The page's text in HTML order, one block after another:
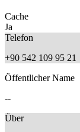
Cache
Ja
Telefon
+90 542 109 95 21
Öffentlicher Name
--
Über